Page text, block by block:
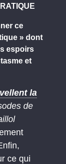
ce
» dont
espoirs
et
la
de
ce qui